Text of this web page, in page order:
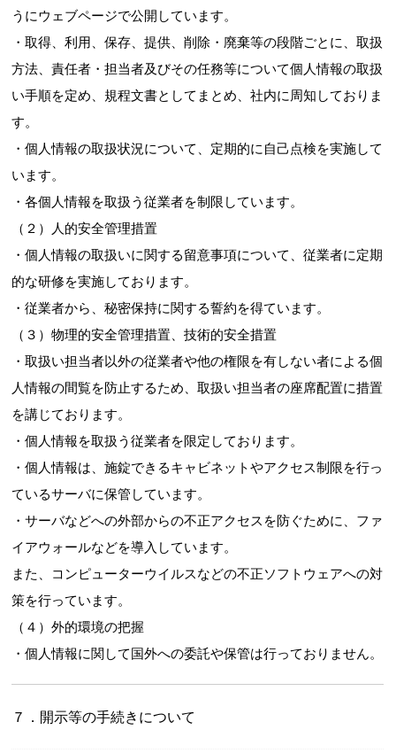
うにウェブページで公開しています。
・取得、利用、保存、提供、削除・廃棄等の段階ごとに、取扱
方法、責任者・担当者及びその任務等について個人情報の取扱
い手順を定め、規程文書としてまとめ、社内に周知しておりま
す。
・個人情報の取扱状況について、定期的に自己点検を実施して
います。
・各個人情報を取扱う従業者を制限しています。
（２）人的安全管理措置
・個人情報の取扱いに関する留意事項について、従業者に定期
的な研修を実施しております。
・従業者から、秘密保持に関する誓約を得ています。
（３）物理的安全管理措置、技術的安全措置
・取扱い担当者以外の従業者や他の権限を有しない者による個
人情報の間覧を防止するため、取扱い担当者の座席配置に措置
を講じております。
・個人情報を取扱う従業者を限定しております。
・個人情報は、施錠できるキャビネットやアクセス制限を行っ
ているサーバに保管しています。
・サーバなどへの外部からの不正アクセスを防ぐために、ファ
イアウォールなどを導入しています。
また、コンピューターウイルスなどの不正ソフトウェアへの対
策を行っています。
（４）外的環境の把握
・個人情報に関して国外への委託や保管は行っておりません。
７．開示等の手続きについて